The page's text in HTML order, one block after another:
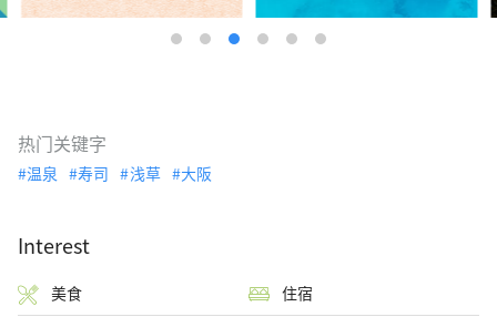
热门关键字
温泉 寿司 浅草 大阪
Interest
美食 住宿